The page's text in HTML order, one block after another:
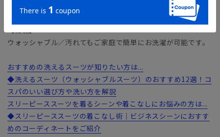
上しています。
ウォッシャブル／汚れてもご家庭で簡単にお洗濯が可能です。
おすすめの洗えるスーツが知りたい方は...
◆洗えるスーツ（ウォッシャブルスーツ）のおすすめ12選！コ
スパのいい選び方や洗い方を解説
スリーピーススーツを着るシーンや着こなしにお悩みの方は...
◆スリーピーススーツの着こなし術｜ビジネスシーンにおすす
めのコーディネートをご紹介